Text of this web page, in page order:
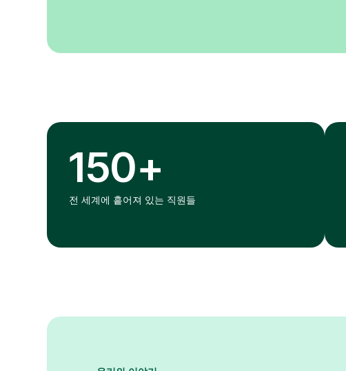
150+
전 세계에 흩어져 있는 직원들